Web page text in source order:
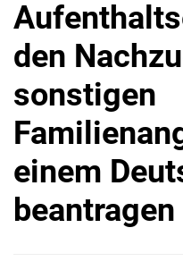
den
sonstigen
einem
beantragen